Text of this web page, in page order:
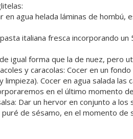
en agua helada láminas de
italiana fresca incorporando
igual forma que la de nuez, pero
y caracolas: Cocer en un
limpieza). Cocer en agua salada
en el último momento
Dar un hervor en conjunto a
de sésamo, en el momento de